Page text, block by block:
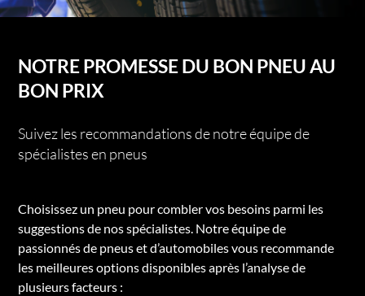
NOTRE PROMESSE DU BON PNEU AU
BON PRIX
Suivez les recommandations de notre équipe de
spécialistes en pneus
Choisissez un pneu pour combler vos besoins parmi les
suggestions de nos spécialistes. Notre équipe de
passionnés de pneus et d’automobiles vous recommande
les meilleures options disponibles après l’analyse de
plusieurs facteurs :